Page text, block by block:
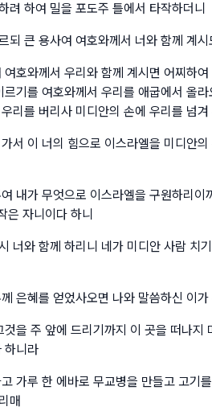
려 하여 밀을 포도주 틀에서 타작하더니
되 큰 용사여 여호와께서 너와 함께 계시
호와께서 우리와 함께 계시면 어찌하
기를 여호와께서 우리를 애굽에서 올
리를 버리사 미디안의 손에 우리를 넘겨
서 이 너의 힘으로 이스라엘을 미디안
내가 무엇으로 이스라엘을 구원하리이
은 자니이다 하니
너와 함께 하리니 네가 미디안 사람 치
은혜를 얻었사오면 나와 말씀하신 이
을 주 앞에 드리기까지 이 곳을 떠나지
하니라
가루 한 에바로 무교병을 만들고 고기
매